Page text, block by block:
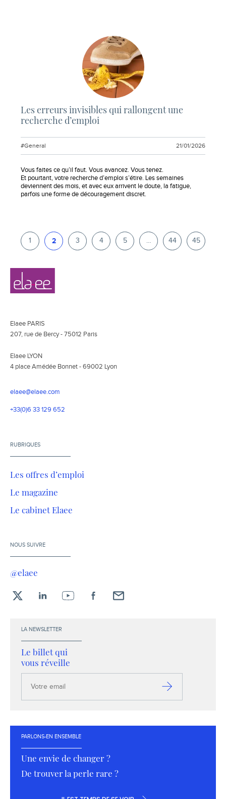
Les erreurs invisibles qui rallongent une
recherche d’emploi
#General 21/01/2026
Extrait :
Vous faites ce qu’il faut. Vous avancez. Vous tenez.
Et pourtant, votre recherche d’emploi s’étire. Les semaines
deviennent des mois, et avec eux arrivent le doute, la fatigue,
parfois une forme de découragement discret.
Pagination
Page
1 2 3 4 5 … 44 45
Navigation
secondaire
Elaee
Elaee PARIS
207, rue de Bercy - 75012 Paris
Elaee LYON
4 place Amédée Bonnet - 69002 Lyon
elaee@elaee.com
+33(0)6 33 129 652
RUBRIQUES
Les offres d’emploi
Le magazine
Le cabinet Elaee
NOUS SUIVRE
@elaee
LA NEWSLETTER
Le billet qui
vous réveille
Votre
email
S’inscrire
PARLONS-EN ENSEMBLE
Une envie de changer ?
De trouver la perle rare ?